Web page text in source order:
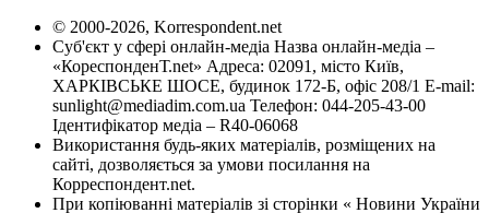
© 2000-2026, Korrespondent.net
Суб'єкт у сфері онлайн-медіа Назва онлайн-медіа –
«КореспонденТ.net» Адреса: 02091, місто Київ,
ХАРКІВСЬКЕ ШОСЕ, будинок 172-Б, офіс 208/1 E-mail:
sunlight@mediadim.com.ua Телефон: 044-205-43-00
Ідентифікатор медіа – R40-06068
Використання будь-яких матеріалів, розміщених на
сайті, дозволяється за умови посилання на
Корреспондент.net.
При копіюванні матеріалів зі сторінки « Новини України